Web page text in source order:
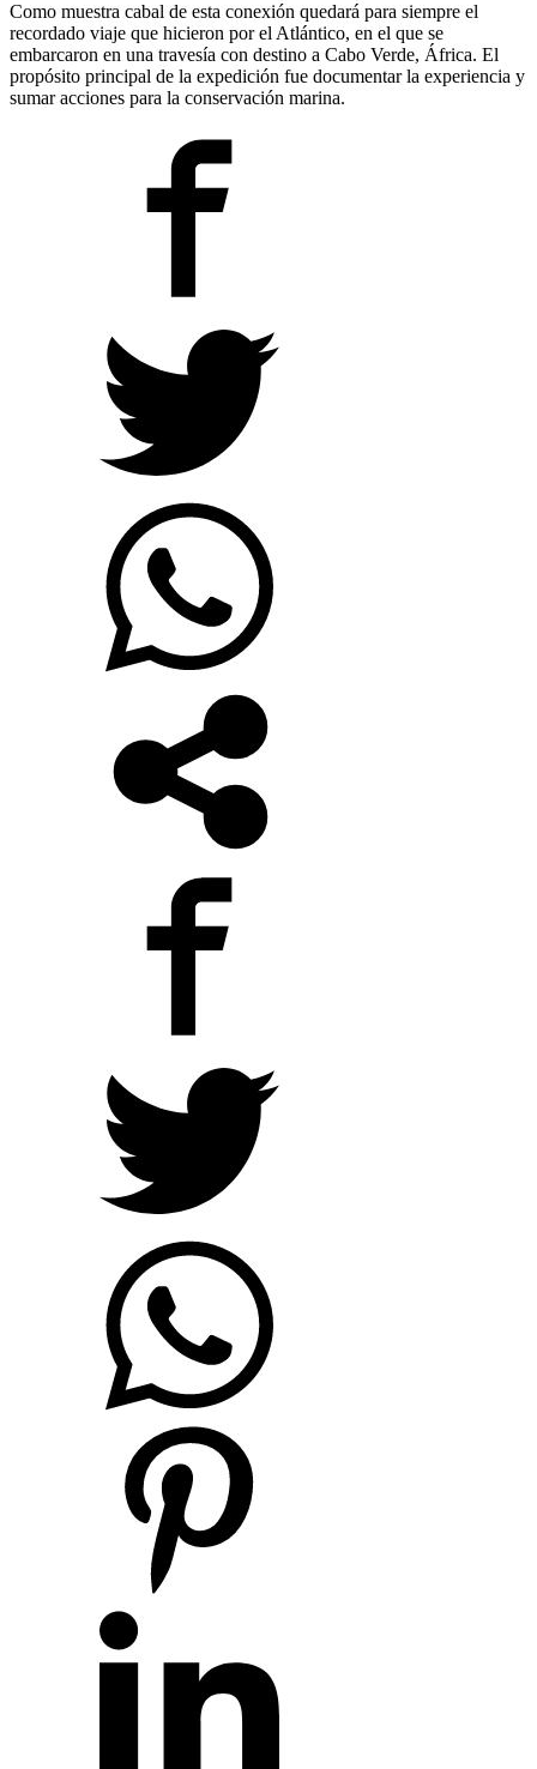
Como muestra cabal de esta conexión quedará para siempre el
recordado viaje que hicieron por el Atlántico, en el que se
embarcaron en una travesía con destino a Cabo Verde, África. El
propósito principal de la expedición fue documentar la experiencia y
sumar acciones para la conservación marina.